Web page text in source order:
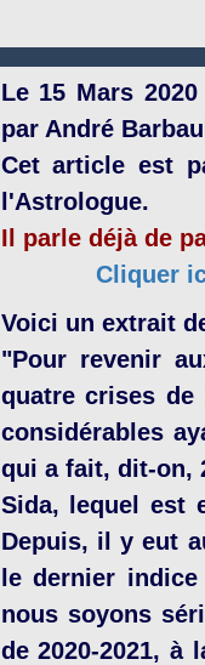
Le 15 Mars 2020
par André
Cet article est
l'Astrologue.
Il parle déjà de
Cliquer
Voici un extrait
"Pour revenir
quatre crises de
considérables
qui a fait, dit-on,
Sida, lequel est
Depuis, il y eut
le dernier
nous soyons
de 2020-2021, à